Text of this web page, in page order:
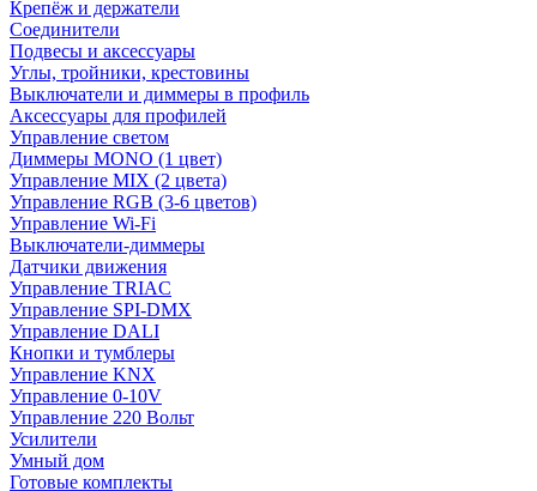
Крепёж и держатели
Соединители
Подвесы и аксессуары
Углы, тройники, крестовины
Выключатели и диммеры в профиль
Аксессуары для профилей
Управление светом
Диммеры MONO (1 цвет)
Управление MIX (2 цвета)
Управление RGB (3-6 цветов)
Управление Wi-Fi
Выключатели-диммеры
Датчики движения
Управление TRIAC
Управление SPI-DMX
Управление DALI
Кнопки и тумблеры
Управление KNX
Управление 0-10V
Управление 220 Вольт
Усилители
Умный дом
Готовые комплекты